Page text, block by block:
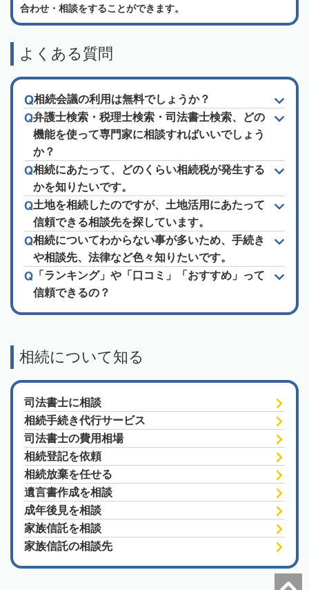
合わせ・相談をすることができます。
よくある質問
相続会議の利用は無料でしょうか？
弁護士検索・税理士検索・司法書士検索、どの
機能を使って専門家に相談すればいいでしょう
か？
相続にあたって、どのくらい相続税が発生する
かを知りたいです。
土地を相続したのですが、土地活用にあたって
信頼できる相談先を探しています。
相続についてわからない事が多いため、手続き
や相談先、法律など色々知りたいです。
「ランキング」や「口コミ」「おすすめ」って
信頼できるの？
相続について知る
司法書士に相談
相続手続き代行サービス
司法書士の費用相場
相続登記を依頼
相続放棄を任せる
遺言書作成を相談
成年後見を相談
家族信託を相談
家族信託の相談先